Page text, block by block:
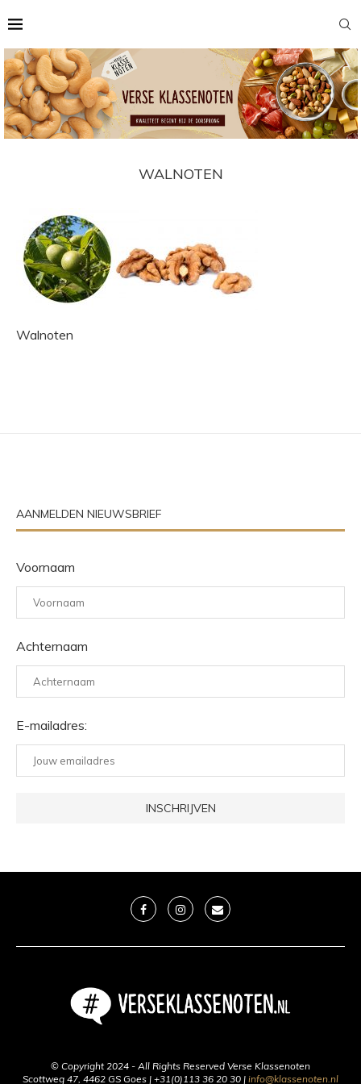
WALNOTEN
Walnoten
AANMELDEN NIEUWSBRIEF
Voornaam
Achternaam
E-mailadres:
© Copyright 2024 - All Rights Reserved Verse Klassenoten
Scottweg 47, 4462 GS Goes | +31(0)113 36 20 30 | info@klassenoten.nl